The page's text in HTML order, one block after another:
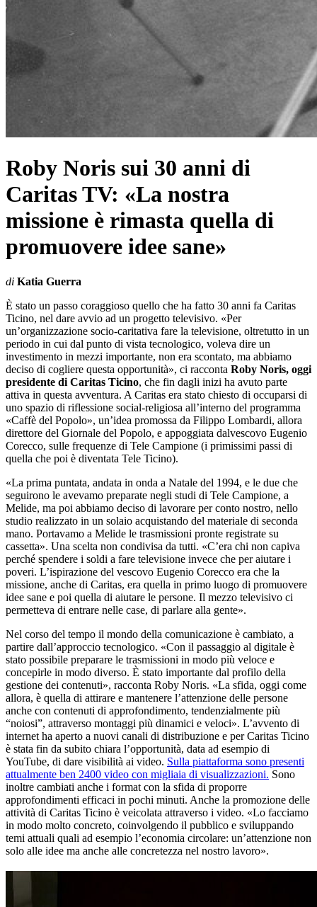
Roby Noris sui 30 anni di
Caritas TV: «La nostra
missione è rimasta quella di
promuovere idee sane»
di Katia Guerra
È stato un passo coraggioso quello che ha fatto 30 anni fa Caritas
Ticino, nel dare avvio ad un progetto televisivo. «Per
un’organizzazione socio-caritativa fare la televisione, oltretutto in un
periodo in cui dal punto di vista tecnologico, voleva dire un
investimento in mezzi importante, non era scontato, ma abbiamo
deciso di cogliere questa opportunità», ci racconta Roby Noris, oggi
presidente di Caritas Ticino, che fin dagli inizi ha avuto parte
attiva in questa avventura. A Caritas era stato chiesto di occuparsi di
uno spazio di riflessione social-religiosa all’interno del programma
«Caffè del Popolo», un’idea promossa da Filippo Lombardi, allora
direttore del Giornale del Popolo, e appoggiata dalvescovo Eugenio
Corecco, sulle frequenze di Tele Campione (i primissimi passi di
quella che poi è diventata Tele Ticino).
«La prima puntata, andata in onda a Natale del 1994, e le due che
seguirono le avevamo preparate negli studi di Tele Campione, a
Melide, ma poi abbiamo deciso di lavorare per conto nostro, nello
studio realizzato in un solaio acquistando del materiale di seconda
mano. Portavamo a Melide le trasmissioni pronte registrate su
cassetta». Una scelta non condivisa da tutti. «C’era chi non capiva
perché spendere i soldi a fare televisione invece che per aiutare i
poveri. L’ispirazione del vescovo Eugenio Corecco era che la
missione, anche di Caritas, era quella in primo luogo di promuovere
idee sane e poi quella di aiutare le persone. Il mezzo televisivo ci
permetteva di entrare nelle case, di parlare alla gente».
Nel corso del tempo il mondo della comunicazione è cambiato, a
partire dall’approccio tecnologico. «Con il passaggio al digitale è
stato possibile preparare le trasmissioni in modo più veloce e
concepirle in modo diverso. È stato importante dal profilo della
gestione dei contenuti», racconta Roby Noris. «La sfida, oggi come
allora, è quella di attirare e mantenere l’attenzione delle persone
anche con contenuti di approfondimento, tendenzialmente più
“noiosi”, attraverso montaggi più dinamici e veloci». L’avvento di
internet ha aperto a nuovi canali di distribuzione e per Caritas Ticino
è stata fin da subito chiara l’opportunità, data ad esempio di
YouTube, di dare visibilità ai video. Sulla piattaforma sono presenti
attualmente ben 2400 video con migliaia di visualizzazioni. Sono
inoltre cambiati anche i format con la sfida di proporre
approfondimenti efficaci in pochi minuti. Anche la promozione delle
attività di Caritas Ticino è veicolata attraverso i video. «Lo facciamo
in modo molto concreto, coinvolgendo il pubblico e sviluppando
temi attuali quali ad esempio l’economia circolare: un’attenzione non
solo alle idee ma anche alle concretezza nel nostro lavoro».